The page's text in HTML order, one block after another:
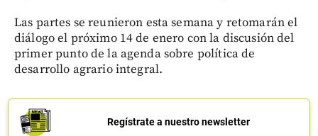
Las partes se reunieron esta semana y retomarán el
diálogo el próximo 14 de enero con la discusión del
primer punto de la agenda sobre política de
desarrollo agrario integral.
Regístrate a nuestro newsletter